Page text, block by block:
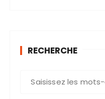
RECHERCHE